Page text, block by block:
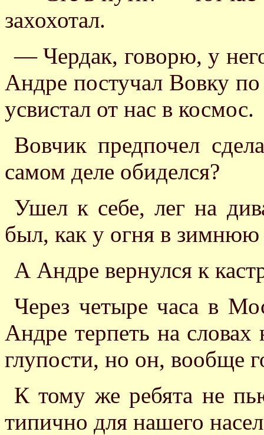
захохотал.
— Чердак, говорю, у
Андре постучал Вовку
усвистал от нас в космос.
Вовчик предпочел
самом деле обиделся?
Ушел к себе, лег на
был, как у огня в зимнюю
А Андре вернулся к
Через четыре часа в
Андре терпеть на словах
глупости, но он, вообще
К тому же ребята не
типично для нашего